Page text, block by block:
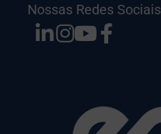
Nossas Redes Sociais